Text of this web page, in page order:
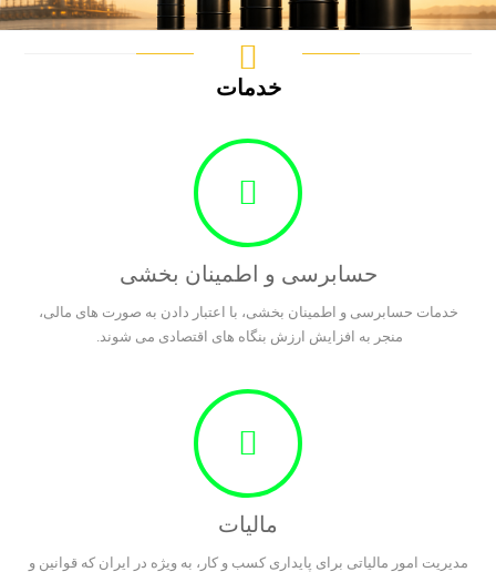
خدمات
حسابرسی و اطمینان بخشی
خدمات حسابرسی و اطمینان بخشی، با اعتبار دادن به صورت های مالی،
منجر به افزایش ارزش بنگاه های اقتصادی می شوند.
مالیات
مدیریت امور مالیاتی برای پایداری کسب و کار، به ویژه در ایران که قوانین و